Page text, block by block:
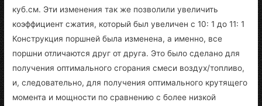
куб.см. Эти изменения так же позволили увеличить
коэффициент сжатия, который был увеличен с 10: 1 до 11: 1
Конструкция поршней была изменена, а именно, все
поршни отличаются друг от друга. Это было сделано для
получения оптимального сгорания смеси воздух/топливо,
и, следовательно, для получения оптимального крутящего
момента и мощности по сравнению с более низкой